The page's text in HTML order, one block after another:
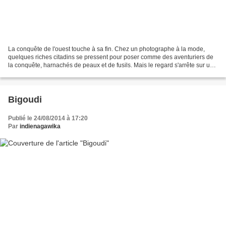
La conquête de l'ouest touche à sa fin. Chez un photographe à la mode,
quelques riches citadins se pressent pour poser comme des aventuriers de
la conquête, harnachés de peaux et de fusils. Mais le regard s'arrête sur un
Bigoudi
Publié le 24/08/2014 à 17:20
Par indienagawika